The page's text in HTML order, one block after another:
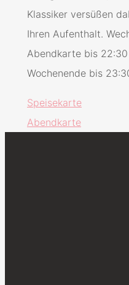
Klassiker versüßen
Ihren Aufenthalt.
Abendkarte bis
Wochenende bis
Speisekarte
Abendkarte